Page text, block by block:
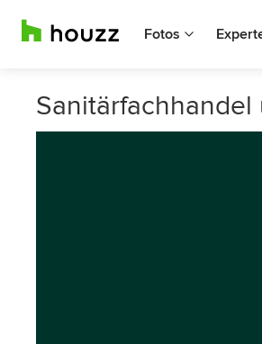
Fotos